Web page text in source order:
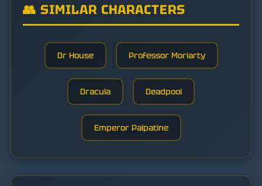
👥 SIMILAR CHARACTERS
Dr House Professor Moriarty
Dracula Deadpool
Emperor Palpatine